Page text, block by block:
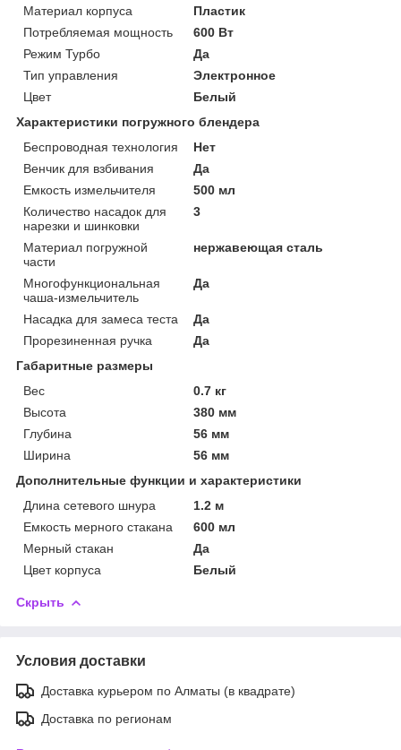
Материал корпуса
Пластик
Потребляемая мощность
600 Вт
Режим Турбо
Да
Тип управления
Электронное
Цвет
Белый
Характеристики погружного блендера
Беспроводная технология
Нет
Венчик для взбивания
Да
Емкость измельчителя
500 мл
Количество насадок для
нарезки и шинковки
3
Материал погружной
части
нержавеющая сталь
Многофункциональная
чаша-измельчитель
Да
Насадка для замеса теста
Да
Прорезиненная ручка
Да
Габаритные размеры
Вес
0.7 кг
Высота
380 мм
Глубина
56 мм
Ширина
56 мм
Дополнительные функции и характеристики
Длина сетевого шнура
1.2 м
Емкость мерного стакана
600 мл
Мерный стакан
Да
Цвет корпуса
Белый
Скрыть
Условия доставки
Доставка курьером по Алматы (в квадрате)
Доставка по регионам